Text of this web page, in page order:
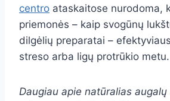
centro ataskaitose nurodoma,
priemonės – kaip svogūnų
dilgėlių preparatai –
streso arba ligų protrūkio metu.
Daugiau apie natūralias